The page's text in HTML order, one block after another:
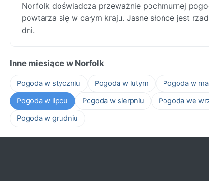
Norfolk doświadcza przeważnie pochmurnej
powtarza się w całym kraju. Jasne słońce jest
dni.
Inne miesiące w Norfolk
Pogoda w styczniu Pogoda w lutym Pogoda w
Pogoda w lipcu
Pogoda w sierpniu Pogoda we
Pogoda w grudniu